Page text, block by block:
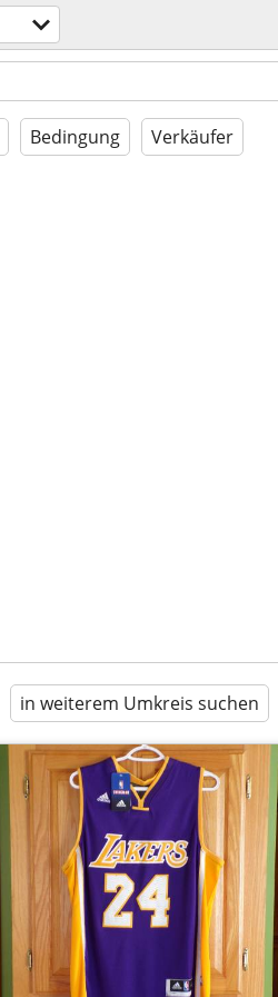
Bedingung Verkäufer
in weiterem Umkreis suchen